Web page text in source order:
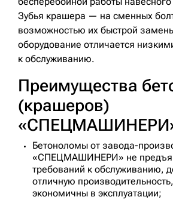
Зубья крашера — на сменных
возможностью их быстрой
оборудование отличается
к обслуживанию.
Преимущества
(крашеров)
Бетоноломы от завода-
«СПЕЦМАШИНЕРИ» не
требований к обслуживанию,
отличную
экономичны в эксплуатации;